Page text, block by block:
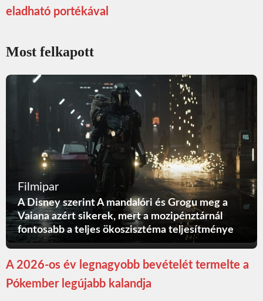
eladható portékával
Most felkapott
Filmipar
A Disney szerint A mandalóri és Grogu meg a
Vaiana azért sikerek, mert a mozipénztárnál
fontosabb a teljes ökoszisztéma teljesítménye
A 2026-os év legnagyobb bevételét termelte a
Pókember legújabb kalandja